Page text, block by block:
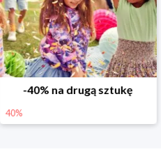
Wiosenne rabaty do -25%
25%